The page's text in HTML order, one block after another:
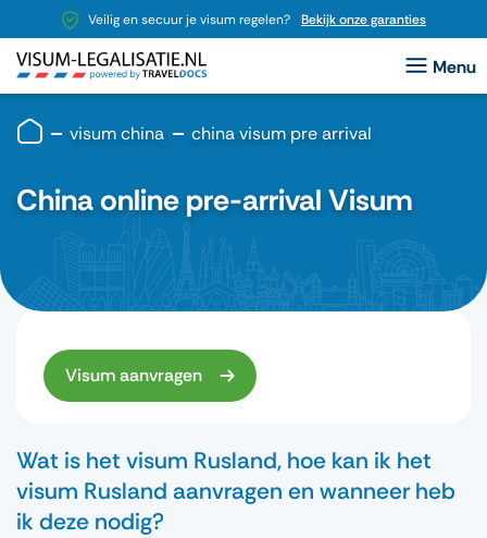
Veilig en secuur je visum regelen? Bekijk onze garanties
visum china china visum pre arrival
China online pre-arrival Visum
Visum aanvragen
Wat is het visum Rusland, hoe kan ik het
visum Rusland aanvragen en wanneer heb
ik deze nodig?